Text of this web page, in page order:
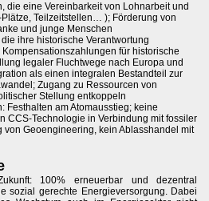
die eine Vereinbarkeit von Lohnarbeit und
Teilzeitstellen… ); Förderung von
und junge Menschen
ihre historische Verantwortung
für historische
legaler Fluchtwege nach Europa und
als einen integralen Bestandteil zur
Zugang zu Ressourcen von
Stellung entkoppeln
Festhalten am Atomausstieg; keine
CCS-Technologie in Verbindung mit fossiler
von Geoengineering, kein Ablasshandel mit
100% erneuerbar und dezentral
sozial gerechte Energieversorgung. Dabei